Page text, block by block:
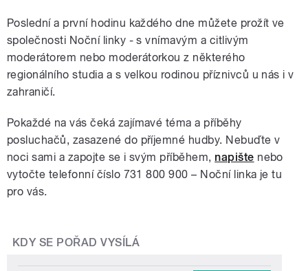
Poslední a první hodinu každého dne můžete prožít ve
společnosti Noční linky - s vnímavým a citlivým
moderátorem nebo moderátorkou z některého
regionálního studia a s velkou rodinou příznivců u nás i v
zahraničí.
Pokaždé na vás čeká zajímavé téma a příběhy
posluchačů, zasazené do příjemné hudby. Nebuďte v
noci sami a zapojte se i svým příběhem, napište nebo
vytočte telefonní číslo 731 800 900 – Noční linka je tu
pro vás.
KDY SE POŘAD VYSÍLÁ